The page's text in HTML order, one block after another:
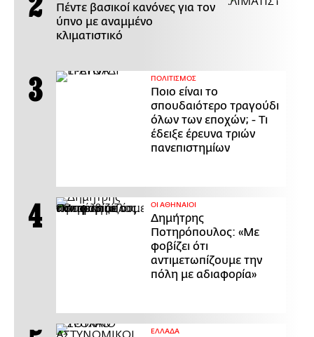
Πέντε βασικοί κανόνες για τον
ύπνο με αναμμένο
κλιματιστικό
ΠΟΛΙΤΙΣΜΟΣ
Ποιο είναι το
σπουδαιότερο τραγούδι
όλων των εποχών; - Τι
έδειξε έρευνα τριών
πανεπιστημίων
ΟΙ ΑΘΗΝΑΙΟΙ
Δημήτρης
Ποτηρόπουλος: «Με
φοβίζει ότι
αντιμετωπίζουμε την
πόλη με αδιαφορία»
ΕΛΛΑΔΑ